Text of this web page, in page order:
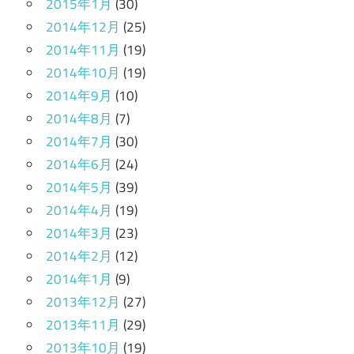
2014年12月 (25)
2014年11月 (19)
2014年10月 (19)
2014年9月 (10)
2014年8月 (7)
2014年7月 (30)
2014年6月 (24)
2014年5月 (39)
2014年4月 (19)
2014年3月 (23)
2014年2月 (12)
2014年1月 (9)
2013年12月 (27)
2013年11月 (29)
2013年10月 (19)